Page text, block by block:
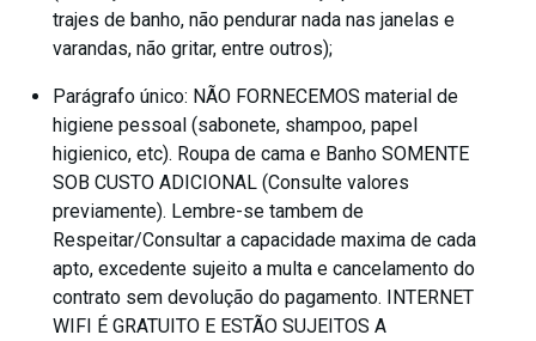
trajes de banho, não pendurar nada nas janelas e
varandas, não gritar, entre outros);
Parágrafo único: NÃO FORNECEMOS material de
higiene pessoal (sabonete, shampoo, papel
higienico, etc). Roupa de cama e Banho SOMENTE
SOB CUSTO ADICIONAL (Consulte valores
previamente). Lembre-se tambem de
Respeitar/Consultar a capacidade maxima de cada
apto, excedente sujeito a multa e cancelamento do
contrato sem devolução do pagamento. INTERNET
WIFI É GRATUITO E ESTÃO SUJEITOS A